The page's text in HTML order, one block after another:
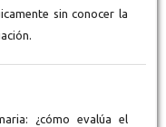
sin conocer la
¿cómo evalúa el